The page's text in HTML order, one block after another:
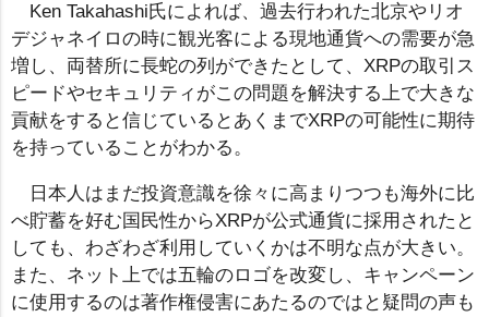
Ken Takahashi氏によれば、過去行われた北京やリオ
デジャネイロの時に観光客による現地通貨への需要が急
増し、両替所に長蛇の列ができたとして、XRPの取引ス
ピードやセキュリティがこの問題を解決する上で大きな
貢献をすると信じているとあくまでXRPの可能性に期待
を持っていることがわかる。
日本人はまだ投資意識を徐々に高まりつつも海外に比
べ貯蓄を好む国民性からXRPが公式通貨に採用されたと
しても、わざわざ利用していくかは不明な点が大きい。
また、ネット上では五輪のロゴを改変し、キャンペーン
に使用するのは著作権侵害にあたるのではと疑問の声も